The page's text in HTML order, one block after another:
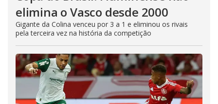
elimina o Vasco desde 2000
Gigante da Colina venceu por 3 a 1 e eliminou os rivais
pela terceira vez na história da competição